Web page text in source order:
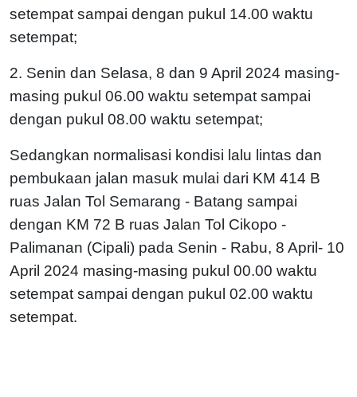
setempat sampai dengan pukul 14.00 waktu
setempat;
2. Senin dan Selasa, 8 dan 9 April 2024 masing-
masing pukul 06.00 waktu setempat sampai
dengan pukul 08.00 waktu setempat;
Sedangkan normalisasi kondisi lalu lintas dan
pembukaan jalan masuk mulai dari KM 414 B
ruas Jalan Tol Semarang - Batang sampai
dengan KM 72 B ruas Jalan Tol Cikopo -
Palimanan (Cipali) pada Senin - Rabu, 8 April- 10
April 2024 masing-masing pukul 00.00 waktu
setempat sampai dengan pukul 02.00 waktu
setempat.